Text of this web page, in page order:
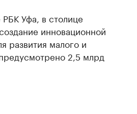
РБК Уфа, в столице
инновационной
развития малого и
2,5 млрд